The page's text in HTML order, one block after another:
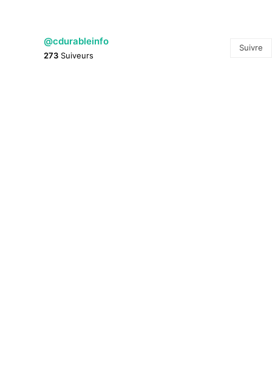
@cdurableinfo
273 Suiveurs
Suivre